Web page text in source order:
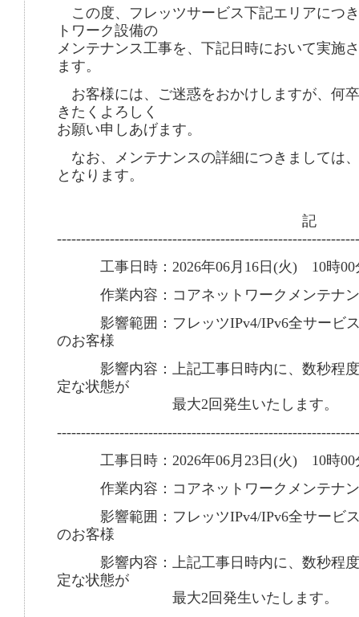
この度、フレッツサービス下記エリアにつ
トワーク設備の
メンテナンス工事を、下記日時において実施
ます。
お客様には、ご迷惑をおかけしますが、何
きたくよろしく
お願い申しあげます。
なお、メンテナンスの詳細につきましては
となります。
記
工事日時：2026年06月16日(火) 10時00
作業内容：コアネットワークメンテナン
影響範囲：フレッツIPv4/IPv6全サービ
のお客様
影響内容：上記工事日時内に、数秒程度
定な状態が
最大2回発生いたします。
工事日時：2026年06月23日(火) 10時00
作業内容：コアネットワークメンテナン
影響範囲：フレッツIPv4/IPv6全サービ
のお客様
影響内容：上記工事日時内に、数秒程度
定な状態が
最大2回発生いたします。